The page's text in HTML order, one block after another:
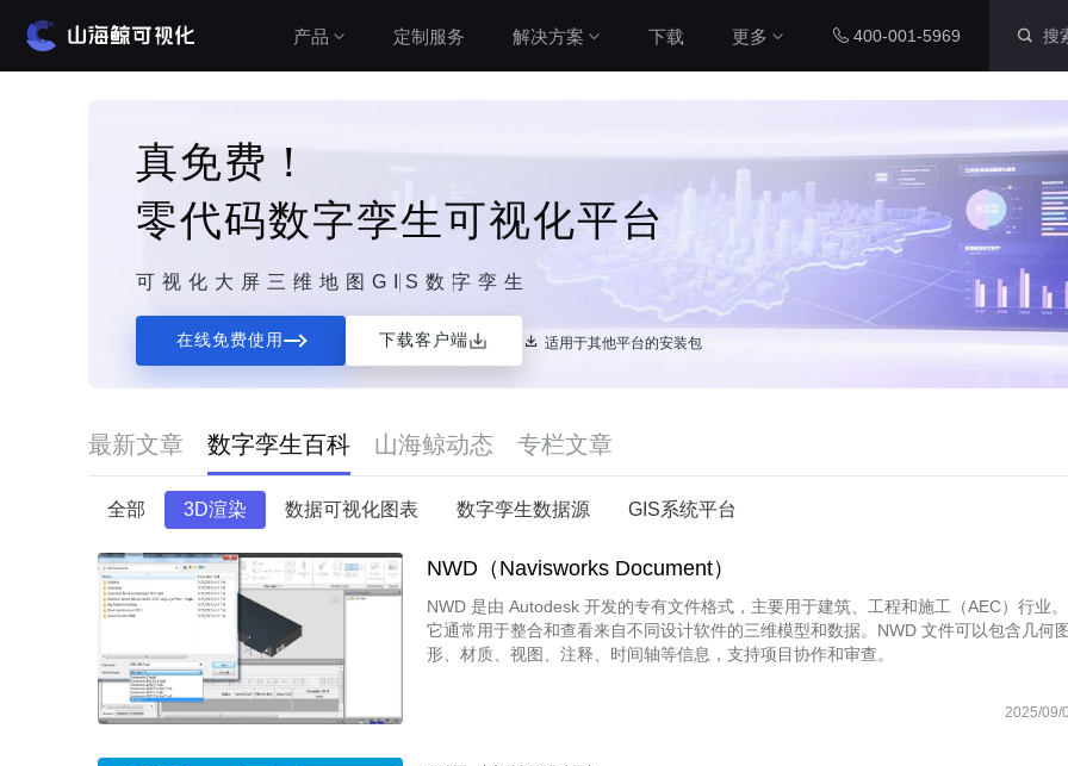
产品
产品介绍
现从3D数字孪生到数据报表，从产品到服务的一
公有云（在线使用）
私有云（软件下载）
数据模型均在本地，安全可控
图表组件
三维孪生
复用已有组件，降低项目成本
山海鲸查看器
全免费离线部署环境
大屏演示APP
v0.2.0（适用于
零代码轻松完成数据
定制服务 解决方案
建筑与城市
水利水务
工业与农业
智慧党建
车辆与交通
Cesium&GIS方案
本系统通过数字孪生技术，整合
社区各个系统的数据源，将社区
运维数据、IoT设备数据与三维
城市空间数据相结合，对社区周
围环境以及内部物业管理和社区
党建等进行了统一管理，从而提
升了数据维度，实现了更加直
观、更加精细化的社区管理，从
环境以及内部物业管理和社区党
建等进行了统一管理，从而提升
智慧工厂解决方案
本系统通过数字孪生技术，整合
用3D技术制作园区三维模型，对
理一张图，实现更加高效科学的
园区管理，全面提升园区管理水
平。
智慧办公园区
此大屏运用了3d室外、折线图、
下载 更多 400-001-5969
真免费！
零代码数字孪生可视化平台
可视化大屏 三维地图 GIS 数字孪生
在线免费使用 下载客户端 适用于其他平台的安装包
最新文章 数字孪生百科 山海鲸动态 专栏文章
全部 3D渲染 数据可视化图表 数字孪生数据源 GIS系统平台
NWD（Navisworks Document）
NWD 是由 Autodesk 开发的专有文件格式，主要用于建筑、工程和施工（AEC）行业。
它通常用于整合和查看来自不同设计软件的三维模型和数据。NWD 文件可以包含几何图
形、材质、视图、注释、时间轴等信息，支持项目协作和审查。
2025/09/